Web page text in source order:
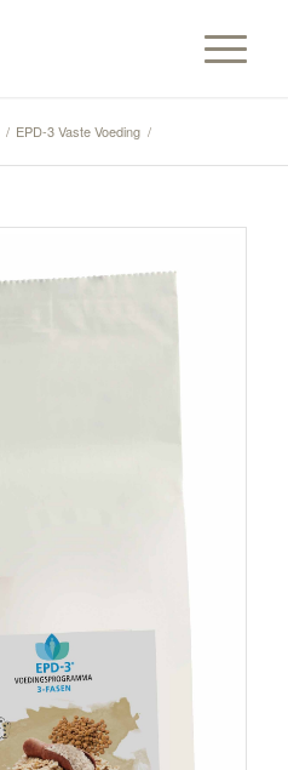
/ EPD-3 Vaste Voeding /